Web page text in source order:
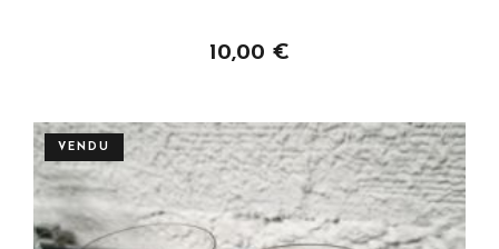
10,00 €
VENDU